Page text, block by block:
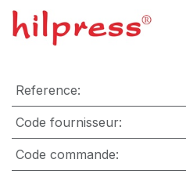
Reference:
Code fournisseur:
Code commande: